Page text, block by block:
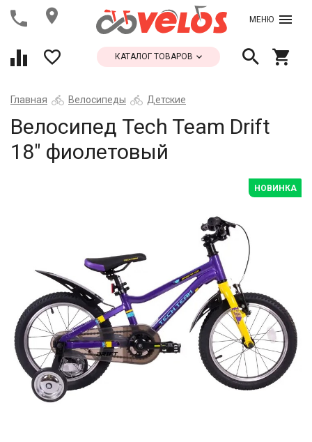
МЕНЮ
КАТАЛОГ ТОВАРОВ
Главная Велосипеды Детские
Велосипед Tech Team Drift
18" фиолетовый
НОВИНКА